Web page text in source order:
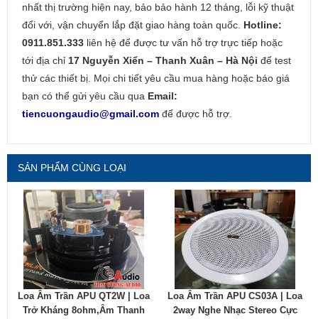
nhất thị trường hiện nay, bảo bảo hành 12 tháng, lỗi kỹ thuật
đổi với, vận chuyển lắp đặt giao hàng toàn quốc. Hotline:
0911.851.333 liên hệ để được tư vấn hỗ trợ trực tiếp hoặc
tới địa chỉ 17 Nguyễn Xiển – Thanh Xuân – Hà Nội để test
thử các thiết bị. Mọi chi tiết yêu cầu mua hàng hoặc báo giá
bạn có thể gửi yêu cầu qua Email:
tiencuongaudio@gmail.com để được hỗ trợ.
SẢN PHẨM CÙNG LOẠI
Loa Âm Trần APU QT2W | Loa
Trở Kháng 8ohm,âm Thanh
Loa Âm Trần APU CS03A | Loa
2way Nghe Nhạc Stereo Cực